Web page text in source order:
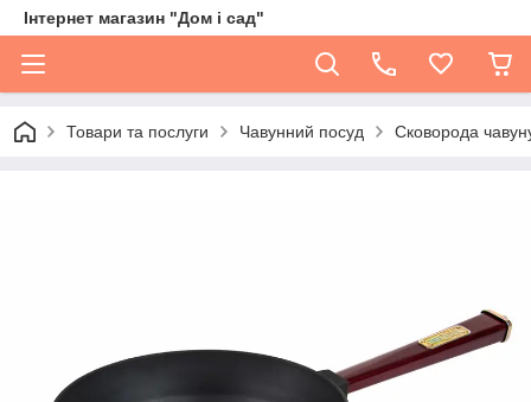
Інтернет магазин "Дом і сад"
Товари та послуги Чавунний посуд Сковорода